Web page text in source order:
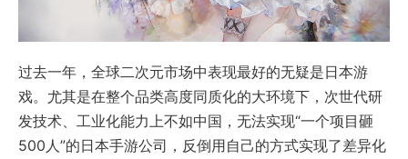
过去一年，全球二次元市场中表现最好的无疑是日本游
戏。尤其是在整个品类高度同质化的大环境下，次世代研
发技术、工业化能力上不如中国，无法实现“一个项目砸
500人”的日本手游公司，反倒用自己的方式实现了差异化